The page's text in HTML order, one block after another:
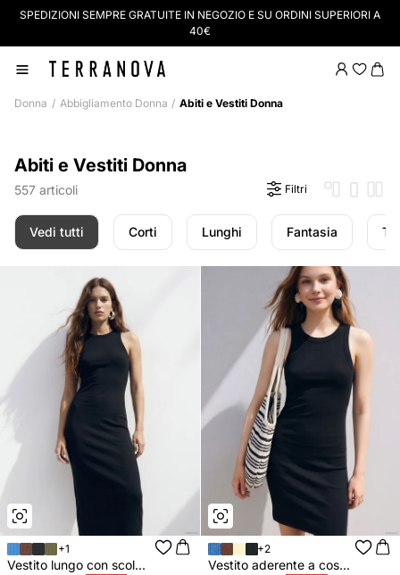
SPEDIZIONI SEMPRE GRATUITE IN NEGOZIO E SU ORDINI SUPERIORI A
40€
Donna Abbigliamento Donna Abiti e Vestiti Donna
Abiti e Vestiti Donna
557 articoli Filtri
Vedi tutti Corti Lunghi Fantasia
+1
Vestito lungo con scol...
+2
Vestito aderente a cos...